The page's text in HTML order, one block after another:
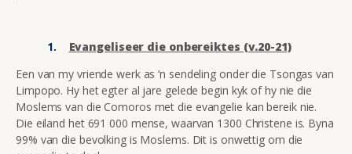
Evangeliseer die onbereiktes (v.20-21)
Een van my vriende werk as ‘n sendeling onder die Tsongas van
Limpopo. Hy het egter al jare gelede begin kyk of hy nie die
Moslems van die Comoros met die evangelie kan bereik nie.
Die eiland het 691 000 mense, waarvan 1300 Christene is. Byna
99% van die bevolking is Moslems. Dit is onwettig om die